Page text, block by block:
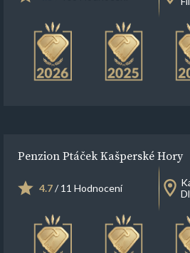
Penzion Ptáček Kašperské Hory
4.7/ 11 Hodnocení